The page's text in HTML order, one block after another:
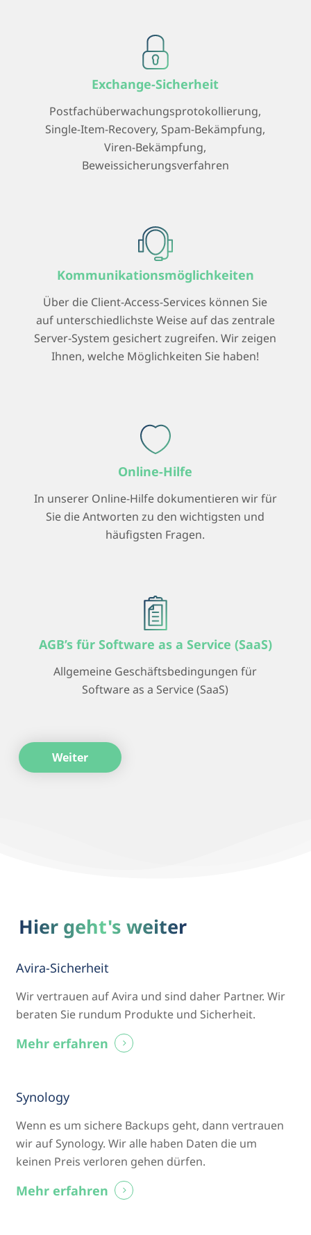
Exchange-Sicherheit
Postfachüberwachungsprotokollierung,
Single-Item-Recovery, Spam-Bekämpfung,
Viren-Bekämpfung,
Beweissicherungsverfahren
Kommunikationsmöglichkeiten
Über die Client-Access-Services können Sie
auf unterschiedlichste Weise auf das zentrale
Server-System gesichert zugreifen. Wir zeigen
Ihnen, welche Möglichkeiten Sie haben!
Online-Hilfe
In unserer Online-Hilfe dokumentieren wir für
Sie die Antworten zu den wichtigsten und
häufigsten Fragen.
AGB’s für Software as a Service (SaaS)
Allgemeine Geschäftsbedingungen für
Software as a Service (SaaS)
Weiter
Hier geht's weiter
Avira-Sicherheit
Wir vertrauen auf Avira und sind daher Partner. Wir
beraten Sie rundum Produkte und Sicherheit.
Mehr erfahren
Synology
Wenn es um sichere Backups geht, dann vertrauen
wir auf Synology. Wir alle haben Daten die um
keinen Preis verloren gehen dürfen.
Mehr erfahren